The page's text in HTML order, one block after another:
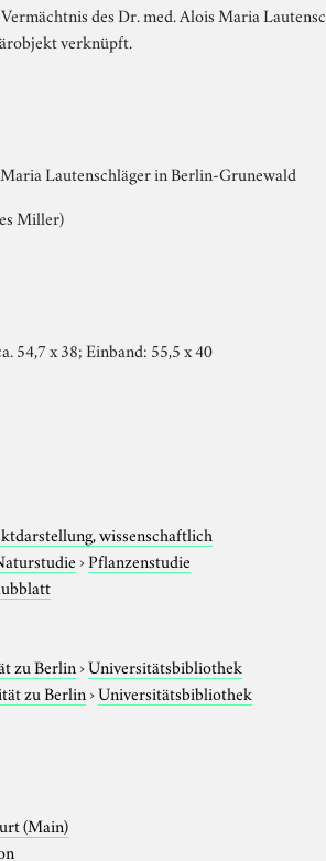
des Dr. med. Alois Maria
verknüpft.
Lautenschläger in Berlin-Grunewald
Miller)
54,7 x 38; Einband: 55,5 x 40
wissenschaftlich
›Pflanzenstudie
zu Berlin›Universitätsbibliothek
zu Berlin›Universitätsbibliothek
(Main)